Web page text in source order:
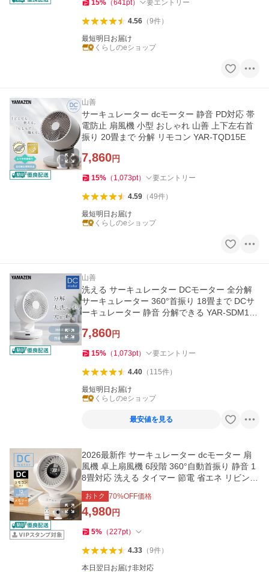
15% （641pt） 要エントリー
4.56（9件）
最短明日お届け
くらしのeショップ
山善
サーキュレーター dcモーター 静音 PD対応 帯
電防止 扇風機 小型 おしゃれ 山善 上下左右首
振り 20畳まで 分解 リモコン YAR-TQD15E
7,860円
15% （ 1,073pt） 要エントリー
4.59（49件）
最短明日お届け
くらしのeショップ
山善
洗える サーキュレーター DCモーター 全分解
サーキュレーター 360°首振り 18畳まで DCサ
ーキュレーター 静音 分解できる YAR-SDM15
7,860円
15% （ 1,073pt） 要エントリー
4.40（ 115件）
最短明日お届け
くらしのeショップ
最安値を見る
2026最新作 サーキュレーター dcモーター 扇
風機 卓上扇風機 6段階 360°自動首振り 静音 1
8畳対応 洗える タイマー 節電 省エネ リビング
衣類乾燥 熱中症対策
おトク 70%OFF価格
4,980円
5% （227pt）
4.33（9件）
本日翌日お届け非対応